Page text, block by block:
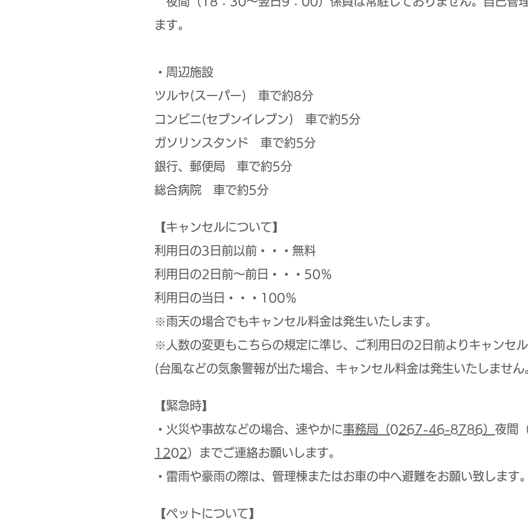
ます。
・周辺施設
ツルヤ(スーパー) 車で約8分
コンビニ(セブンイレブン) 車で約5分
ガソリンスタンド 車で約5分
銀行、郵便局 車で約5分
総合病院 車で約5分
【キャンセルについて】
利用日の3日前以前・・・無料
利用日の2日前～前日・・・50％
利用日の当日・・・100％
※雨天の場合でもキャンセル料金は発生いたします。
※人数の変更もこちらの規定に準じ、ご利用日の2日前よりキャンセル
(台風などの気象警報が出た場合、キャンセル料金は発生いたしません
【緊急時】
・火災や事故などの場合、速やかに事務局（0267-46-8786） 夜間
1202 ）までご連絡お願いします。
・雷雨や豪雨の際は、管理棟またはお車の中へ避難をお願い致します。
【ペットについて】